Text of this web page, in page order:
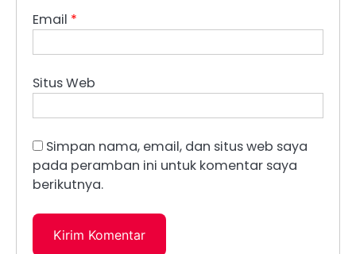
Email *
Situs Web
Simpan nama, email, dan situs web saya
pada peramban ini untuk komentar saya
berikutnya.